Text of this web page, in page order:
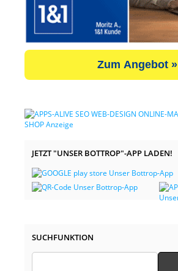
Zum Angebot »
JETZT "UNSER BOTTROP"-APP LADEN!
SUCHFUNKTION